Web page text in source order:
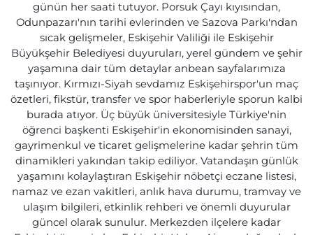
günün her saati tutuyor. Porsuk Çayı kıyısından,
Odunpazarı'nın tarihi evlerinden ve Sazova Parkı'ndan
sıcak gelişmeler, Eskişehir Valiliği ile Eskişehir
Büyükşehir Belediyesi duyuruları, yerel gündem ve şehir
yaşamına dair tüm detaylar anbean sayfalarımıza
taşınıyor. Kırmızı-Siyah sevdamız Eskişehirspor'un maç
özetleri, fikstür, transfer ve spor haberleriyle sporun kalbi
burada atıyor. Üç büyük üniversitesiyle Türkiye'nin
öğrenci başkenti Eskişehir'in ekonomisinden sanayi,
gayrimenkul ve ticaret gelişmelerine kadar şehrin tüm
dinamikleri yakından takip ediliyor. Vatandaşın günlük
yaşamını kolaylaştıran Eskişehir nöbetçi eczane listesi,
namaz ve ezan vakitleri, anlık hava durumu, tramvay ve
ulaşım bilgileri, etkinlik rehberi ve önemli duyurular
güncel olarak sunulur. Merkezden ilçelere kadar